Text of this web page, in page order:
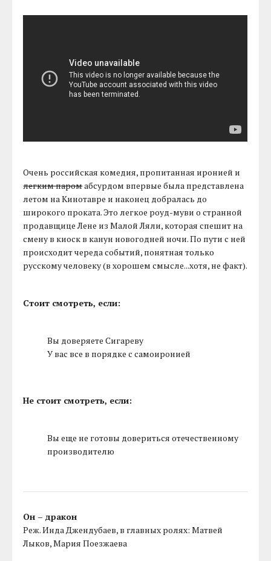
Очень российская комедия, пропитанная иронией и
легким паромабсурдом впервые была представлена
летом на Кинотавре и наконец добралась до
широкого проката. Это легкое роуд-муви о странной
продавщице Лене из Малой Ляли, которая спешит на
смену в киоск в канун новогодней ночи. По пути с ней
происходит череда событий, понятная только
русскому человеку (в хорошем смысле...хотя, не факт).
Стоит смотреть, если:
Вы доверяете Сигареву
У вас все в порядке с самоиронией
Не стоит смотреть, если:
Вы еще не готовы довериться отечественному
производителю
Он – дракон
Реж. Инда Джендубаев, в главных ролях: Матвей
Лыков, Мария Поезжаева